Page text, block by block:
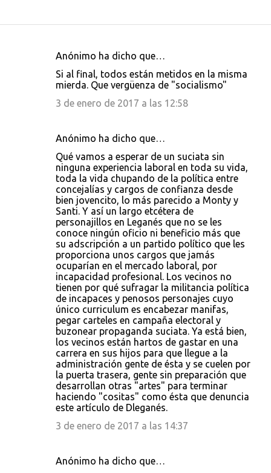
Anónimo ha dicho que…
Si al final, todos están metidos en la misma
mierda. Que vergüenza de "socialismo"
3 de enero de 2017 a las 12:58
Anónimo ha dicho que…
Qué vamos a esperar de un suciata sin
ninguna experiencia laboral en toda su vida,
toda la vida chupando de la política entre
concejalías y cargos de confianza desde
bien jovencito, lo más parecido a Monty y
Santi. Y así un largo etcétera de
personajillos en Leganés que no se les
conoce ningún oficio ni beneficio más que
su adscripción a un partido político que les
proporciona unos cargos que jamás
ocuparían en el mercado laboral, por
incapacidad profesional. Los vecinos no
tienen por qué sufragar la militancia política
de incapaces y penosos personajes cuyo
único curriculum es encabezar manifas,
pegar carteles en campaña electoral y
buzonear propaganda suciata. Ya está bien,
los vecinos están hartos de gastar en una
carrera en sus hijos para que llegue a la
administración gente de ésta y se cuelen por
la puerta trasera, gente sin preparación que
desarrollan otras "artes" para terminar
haciendo "cositas" como ésta que denuncia
este artículo de Dleganés.
3 de enero de 2017 a las 14:37
Anónimo ha dicho que…